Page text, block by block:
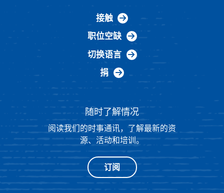
接触
职位空缺
切换语言
捐
随时了解情况
阅读我们的时事通讯，了解最新的资
源、活动和培训。
订阅